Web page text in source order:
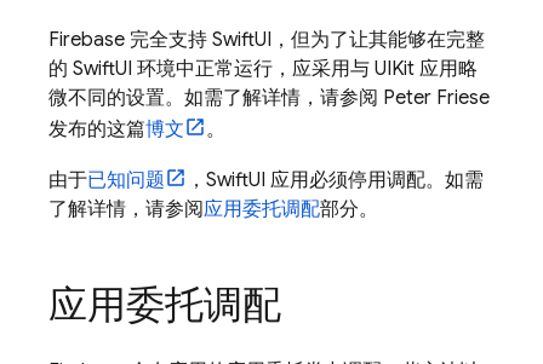
Firebase 完全支持 SwiftUI，但为了让其能够在完整
的 SwiftUI 环境中正常运行，应采用与 UIKit 应用略
微不同的设置。如需了解详情，请参阅 Peter Friese
发布的这篇博文 。
由于已知问题
，SwiftUI 应用必须停用调配。如需
了解详情，请参阅应用委托调配部分。
应用委托调配